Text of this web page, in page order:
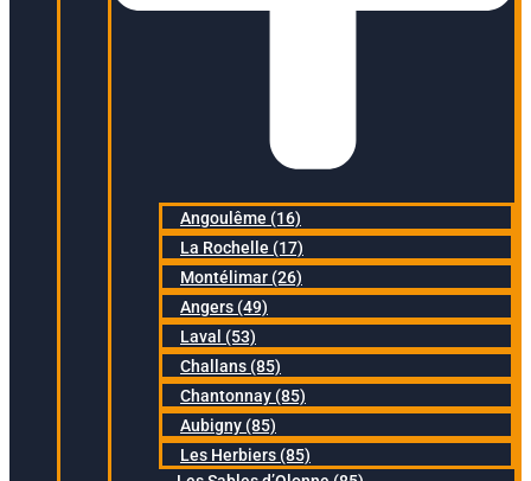
Angoulême (16)
La Rochelle (17)
Montélimar (26)
Angers (49)
Laval (53)
Challans (85)
Chantonnay (85)
Aubigny (85)
Les Herbiers (85)